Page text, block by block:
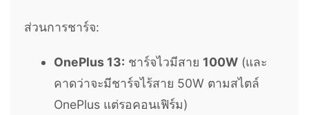
ส่วนการชาร์จ:
OnePlus 13: ชาร์จไวมีสาย 100W(และ
คาดว่าจะมีชาร์จไร้สาย 50W ตามสไตล์
OnePlus แต่รอคอนเฟิร์ม)